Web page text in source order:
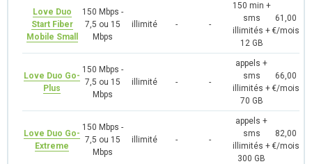
Love Duo
Start Fiber
Mobile Small
150 Mbps -
7,5 ou 15
Mbps
illimité - -
150 min +
sms
illimités +
12 GB
61,00
€/mois
Love Duo Go-
Plus
150 Mbps -
7,5 ou 15
Mbps
illimité - -
appels +
sms
illimités +
70 GB
66,00
€/mois
Love Duo Go-
Extreme
150 Mbps -
7,5 ou 15
Mbps
illimité - -
appels +
sms
illimités +
300 GB
82,00
€/mois